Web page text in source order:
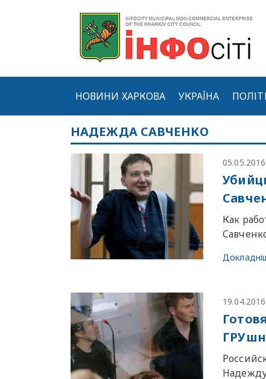
НОВИНИ ХАРКОВА УКРАЇНА
НАДЕЖДА САВЧЕНКО
Как